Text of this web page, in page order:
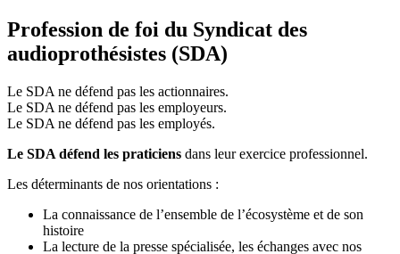
Profession de foi du Syndicat des
audioprothésistes (SDA)
Le SDA ne défend pas les actionnaires.
Le SDA ne défend pas les employeurs.
Le SDA ne défend pas les employés.
Le SDA défend les praticiens dans leur exercice professionnel.
Les déterminants de nos orientations :
La connaissance de l’ensemble de l’écosystème et de son
histoire
La lecture de la presse spécialisée, les échanges avec nos